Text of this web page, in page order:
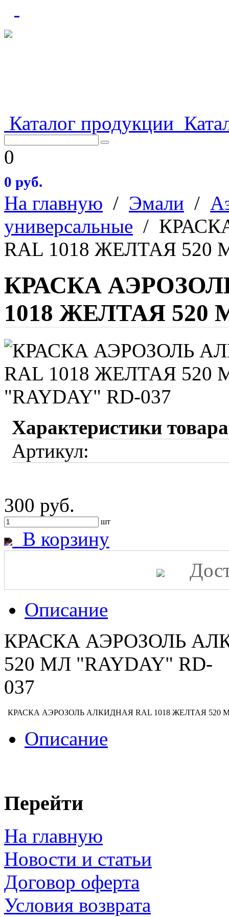
Каталог продукции
0
0 руб.
На главную / Эмали /
универсальные /
RAL 1018 ЖЕЛТАЯ 520
КРАСКА
1018 ЖЕЛТАЯ 520
Характеристики
Артикул:
300 руб.
шт
В корзину
Описание
КРАСКА АЭРОЗОЛЬ
520 МЛ "RAYDAY" RD-
КРАСКА АЭРОЗОЛЬ АЛКИДНАЯ RAL 1018 ЖЕЛТАЯ 520
Описание
Перейти
На главную
Новости и статьи
Договор оферта
Условия возврата